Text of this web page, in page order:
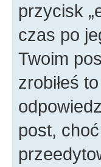
przycisk
czas po
Twoim
zrobiłeś
post,